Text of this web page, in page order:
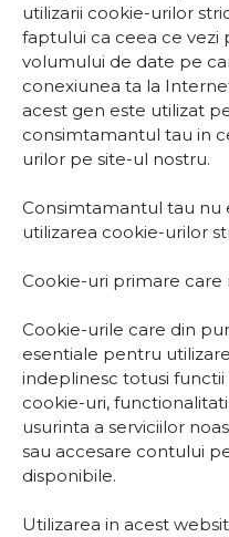
utilizarii cookie-urilor
faptului ca ceea ce vezi
volumului de date pe
conexiunea ta la
acest gen este utilizat
consimtamantul tau in
urilor pe site-ul nostru.
Consimtamantul tau nu
utilizarea cookie-urilor
Cookie-uri primare
Cookie-urile care din
esentiale pentru
indeplinesc totusi
cookie-uri,
usurinta a serviciilor
sau accesare contului
disponibile.
Utilizarea in acest